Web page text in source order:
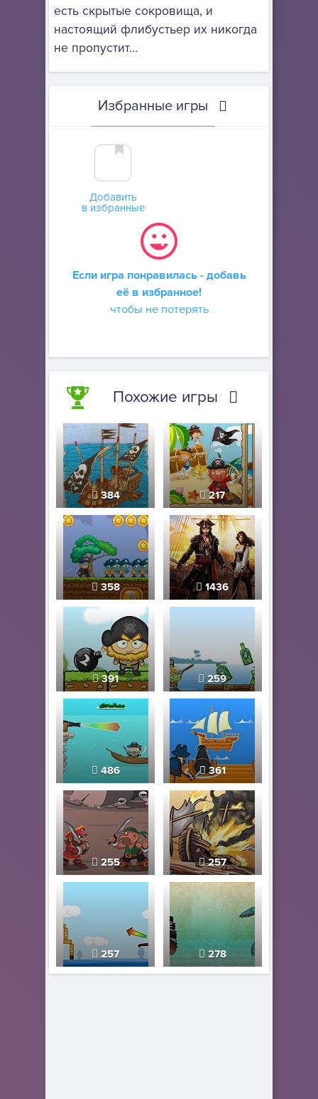
есть скрытые сокровища, и
настоящий флибустьер их никогда
не пропустит...
Избранные игры
Добавить
в избранные
Если игра понравилась - добавь
её в избранное!
чтобы не потерять
Похожие игры
384 217
358 1436
391 259
486 361
255 257
257 278